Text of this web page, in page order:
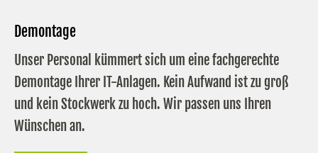
Demontage
Unser Personal kümmert sich um eine fachgerechte
Demontage Ihrer IT-Anlagen. Kein Aufwand ist zu groß
und kein Stockwerk zu hoch. Wir passen uns Ihren
Wünschen an.